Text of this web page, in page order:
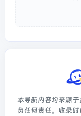
本导航内容均来源
负任何责任。收录时